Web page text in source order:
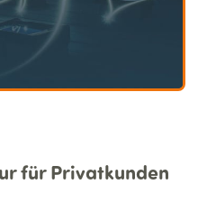
für Privatkunden